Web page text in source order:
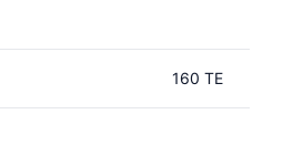
160 TE